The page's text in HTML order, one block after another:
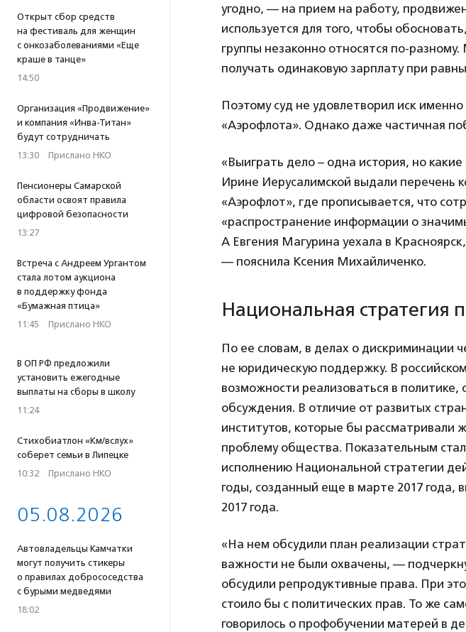
Открыт сбор средств
на фестиваль для женщин
с онкозаболеваниями «Еще
краше в танце»
14:50
Организация «Продвижение»
и компания «Инва-Титан»
будут сотрудничать
13:30 · Прислано НКО
Пенсионеры Самарской
области освоят правила
цифровой безопасности
13:27
Встреча с Андреем Ургантом
стала лотом аукциона
в поддержку фонда
«Бумажная птица»
11:45 · Прислано НКО
В ОП РФ предложили
установить ежегодные
выплаты на сборы в школу
11:24
Стихобиатлон «Км/вслух»
соберет семьи в Липецке
10:32 · Прислано НКО
05.08.2026
Автовладельцы Камчатки
могут получить стикеры
о правилах добрососедства
с бурыми медведями
18:02
угодно, — на прием на работу,
используется для того, чтобы
группы незаконно относятся по-
получать одинаковую зарплату при
Поэтому суд не удовлетворил иск
«Аэрофлота». Однако даже частичная
«Выиграть дело – одна история, но
Ирине Иерусалимской выдали
«Аэрофлот», где прописывается, что
«распространение информации о
А Евгения Магурина уехала в
— пояснила Ксения Михайличенко.
Национальная стратегия
По ее словам, в делах о дискриминации
не юридическую поддержку. В
возможности реализоваться в
обсуждения. В отличие от развитых
институтов, которые бы рассматривали
проблему общества. Показательным
исполнению Национальной стратегии
годы, созданный еще в марте 2017 года,
2017 года.
«На нем обсудили план реализации
важности не были охвачены, —
обсудили репродуктивные права. При
стоило бы с политических прав. То же
говорилось о профобучении матерей в